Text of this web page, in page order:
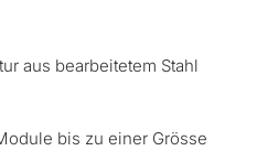
aus bearbeitetem Stahl
bis zu einer Grösse